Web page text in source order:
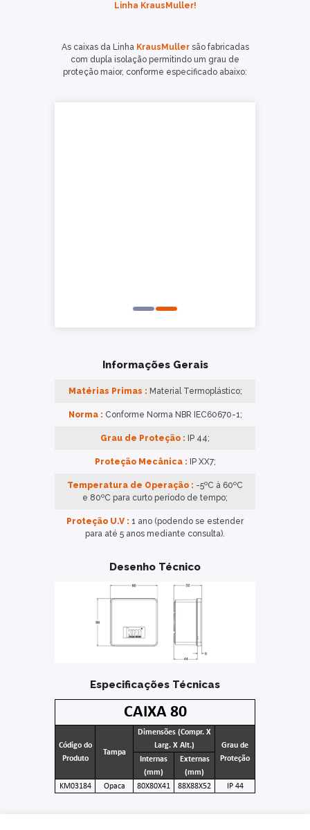
Linha KrausMuller!
As caixas da Linha KrausMullersão fabricadas
com dupla isolação permitindo um grau de
proteção maior, conforme especificado abaixo:
Informações Gerais
Matérias Primas : Material Termoplástico;
Norma : Conforme Norma NBR IEC60670-1;
Grau de Proteção : IP 44;
Proteção Mecânica : IP XX7;
Temperatura de Operação : -5ºC à 60ºC
e 80ºC para curto período de tempo;
Proteção U.V : 1 ano (podendo se estender
para até 5 anos mediante consulta).
Desenho Técnico
Especificações Técnicas
CAIXA 80
Código do
Produto
Tampa
Dimensões (Compr. X
Larg. X Alt.)
Grau de
Proteção
Internas
(mm)
Externas
(mm)
KM03184
Opaca 80X80X41 88X88X52 IP 44